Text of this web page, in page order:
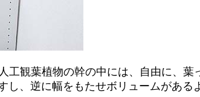
観葉植物の幹の中には、自由に、
、逆に幅をもたせボリュームがある